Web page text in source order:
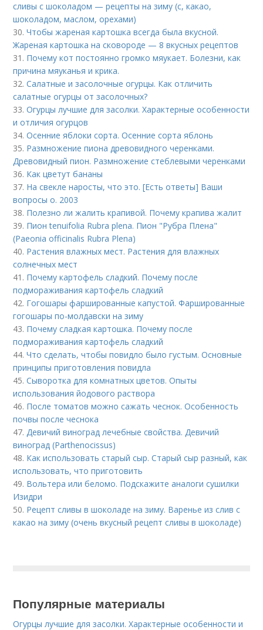
сливы с шоколадом — рецепты на зиму (с, какао,
шоколадом, маслом, орехами)
30.Чтобы жареная картошка всегда была вкусной.
Жареная картошка на сковороде — 8 вкусных рецептов
31. Почему кот постоянно громко мяукает. Болезни, как
причина мяуканья и крика.
32.Салатные и засолочные огурцы. Как отличить
салатные огурцы от засолочных?
33.Огурцы лучшие для засолки. Характерные особенности
и отличия огурцов
34.Осенние яблоки сорта. Осенние сорта яблонь
35. Размножение пиона древовидного черенками.
Древовидный пион. Размножение стеблевыми черенками
36. Как цветут бананы
37. На свекле наросты, что это. [Есть ответы] Ваши
вопросы о. 2003
38. Полезно ли жалить крапивой. Почему крапива жалит
39. Пион tenuifolia Rubra plena. Пион "Рубра Плена"
(Paeonia officinalis Rubra Plena)
40. Растения влажных мест. Растения для влажных
солнечных мест
41. Почему картофель сладкий. Почему после
подмораживания картофель сладкий
42. Гогошары фаршированные капустой. Фаршированные
гогошары по-молдавски на зиму
43. Почему сладкая картошка. Почему после
подмораживания картофель сладкий
44.Что сделать, чтобы повидло было густым. Основные
принципы приготовления повидла
45.Сыворотка для комнатных цветов. Опыты
использования йодового раствора
46. После томатов можно сажать чеснок. Особенность
почвы после чеснока
47.Девичий виноград лечебные свойства. Девичий
виноград (Parthenocissus)
48. Как использовать старый сыр. Старый сыр разный, как
использовать, что приготовить
49. Вольтера или беломо. Подскажите аналоги сушилки
Изидри
50. Рецепт сливы в шоколаде на зиму. Варенье из слив с
какао на зиму (очень вкусный рецепт сливы в шоколаде)
Популярные материалы
Огурцы лучшие для засолки. Характерные особенности и